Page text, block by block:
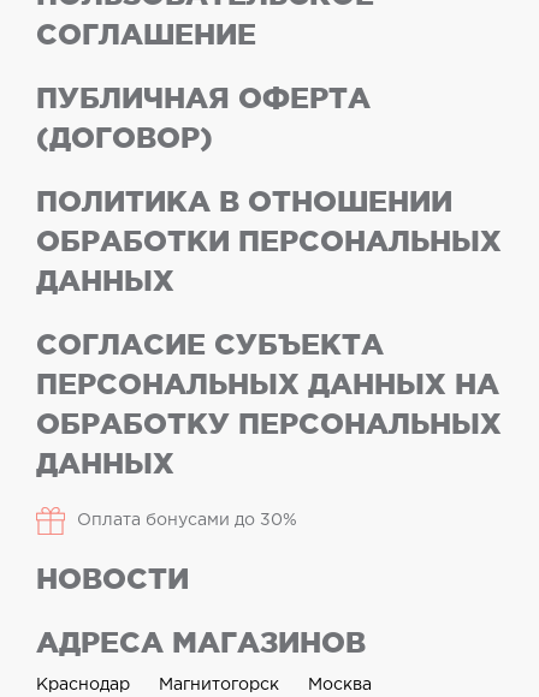
СОГЛАШЕНИЕ
ПУБЛИЧНАЯ ОФЕРТА
(ДОГОВОР)
ПОЛИТИКА В ОТНОШЕНИИ
ОБРАБОТКИ ПЕРСОНАЛЬНЫХ
ДАННЫХ
СОГЛАСИЕ СУБЪЕКТА
ПЕРСОНАЛЬНЫХ ДАННЫХ НА
ОБРАБОТКУ ПЕРСОНАЛЬНЫХ
ДАННЫХ
Оплата бонусами до 30%
НОВОСТИ
АДРЕСА МАГАЗИНОВ
Краснодар Магнитогорск Москва